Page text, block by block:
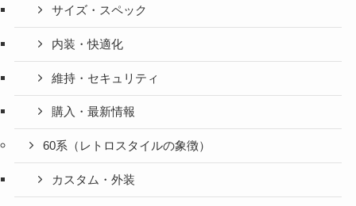
サイズ・スペック
内装・快適化
維持・セキュリティ
購入・最新情報
60系（レトロスタイルの象徴）
カスタム・外装